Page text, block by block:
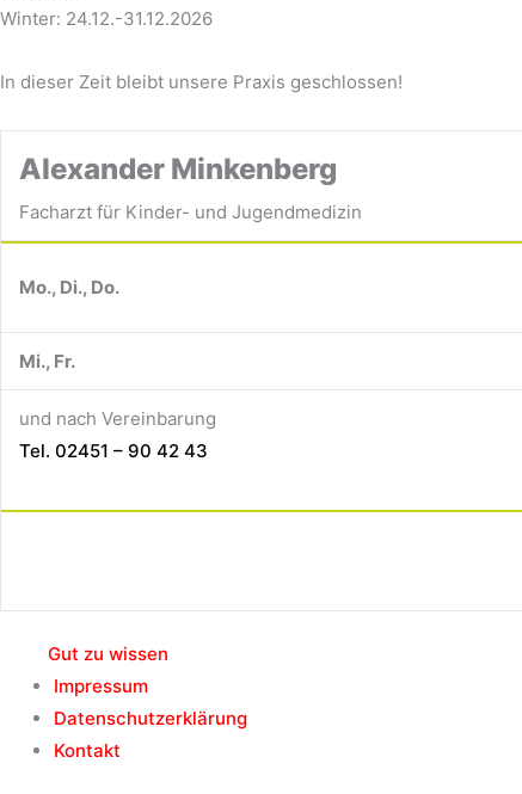
Winter: 24.12.-31.12.2026
In dieser Zeit bleibt unsere Praxis geschlossen!
Alexander Minkenberg
Facharzt für Kinder- und Jugendmedizin
Mo., Di., Do.
Mi., Fr.
und nach Vereinbarung
Tel. 02451 – 90 42 43
Gut zu wissen
Impressum
Datenschutzerklärung
Kontakt